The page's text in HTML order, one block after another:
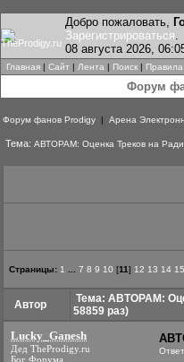
Добро пожаловать,
Зарегистрироваться.
08 августа 2026,
Главная | Сайт | Лента | Поиск |
Форум
Форум фанов Prodigy | Арена
Тема: АВТОРАМ: Оценка Треков на
Страницы: 1 7 8 9 10 [11] 12 13 14 15
Автор Тема: АВТОРАМ:
58859 раз)
Lucky_Ganesh
Дед TheProdigy.ru
Бог Форума